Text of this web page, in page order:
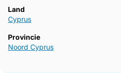
Land
Cyprus
Provincie
Noord Cyprus